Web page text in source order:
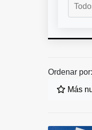
Ordenar por:
Más